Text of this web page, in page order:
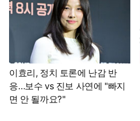
이효리, 정치 토론에 난감 반
응…보수 vs 진보 사연에 "빠지
면 안 될까요?"